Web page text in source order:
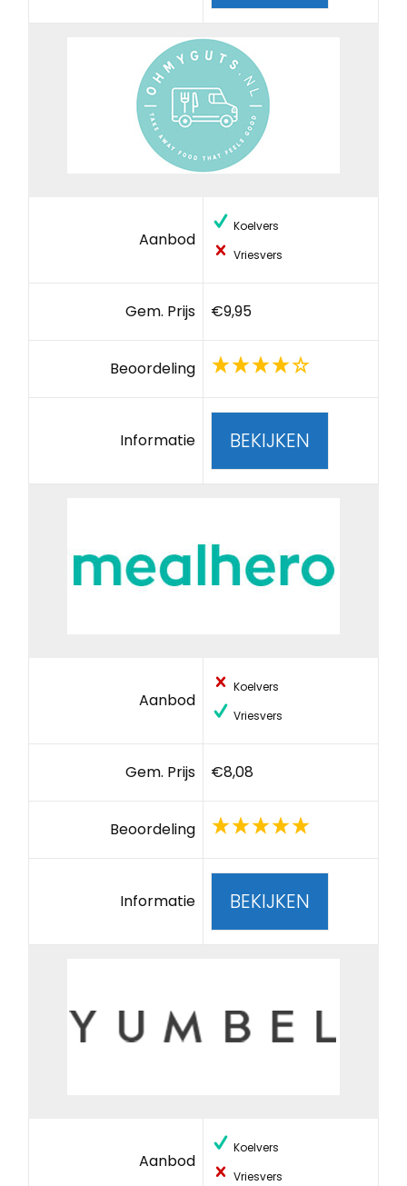
Aanbod
Koelvers
Vriesvers
Gem. Prijs €9,95
Beoordeling
Informatie BEKIJKEN
Aanbod
Koelvers
Vriesvers
Gem. Prijs €8,08
Beoordeling
Informatie BEKIJKEN
Aanbod
Koelvers
Vriesvers